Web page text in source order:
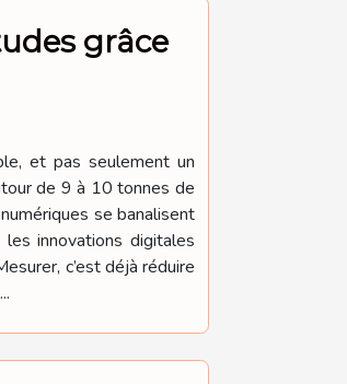
grâce
et pas seulement un
de 9 à 10 tonnes de
se banalisent
innovations digitales
c’est déjà réduire